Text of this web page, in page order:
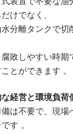
けでなく、
分離タンクで切
敗しやすい時期
とができます 。
経営と環境負荷
は不要で、現場
す 。